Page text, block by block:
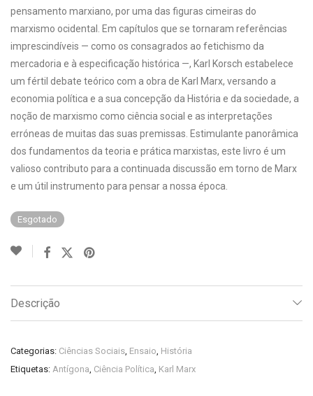
pensamento marxiano, por uma das figuras cimeiras do
marxismo ocidental. Em capítulos que se tornaram referências
imprescindíveis — como os consagrados ao fetichismo da
mercadoria e à especificação histórica —, Karl Korsch estabelece
um fértil debate teórico com a obra de Karl Marx, versando a
economia política e a sua concepção da História e da sociedade, a
noção de marxismo como ciência social e as interpretações
erróneas de muitas das suas premissas. Estimulante panorâmica
dos fundamentos da teoria e prática marxistas, este livro é um
valioso contributo para a continuada discussão em torno de Marx
e um útil instrumento para pensar a nossa época.
Esgotado
Descrição
Categorias: Ciências Sociais, Ensaio, História
Etiquetas: Antígona, Ciência Política, Karl Marx